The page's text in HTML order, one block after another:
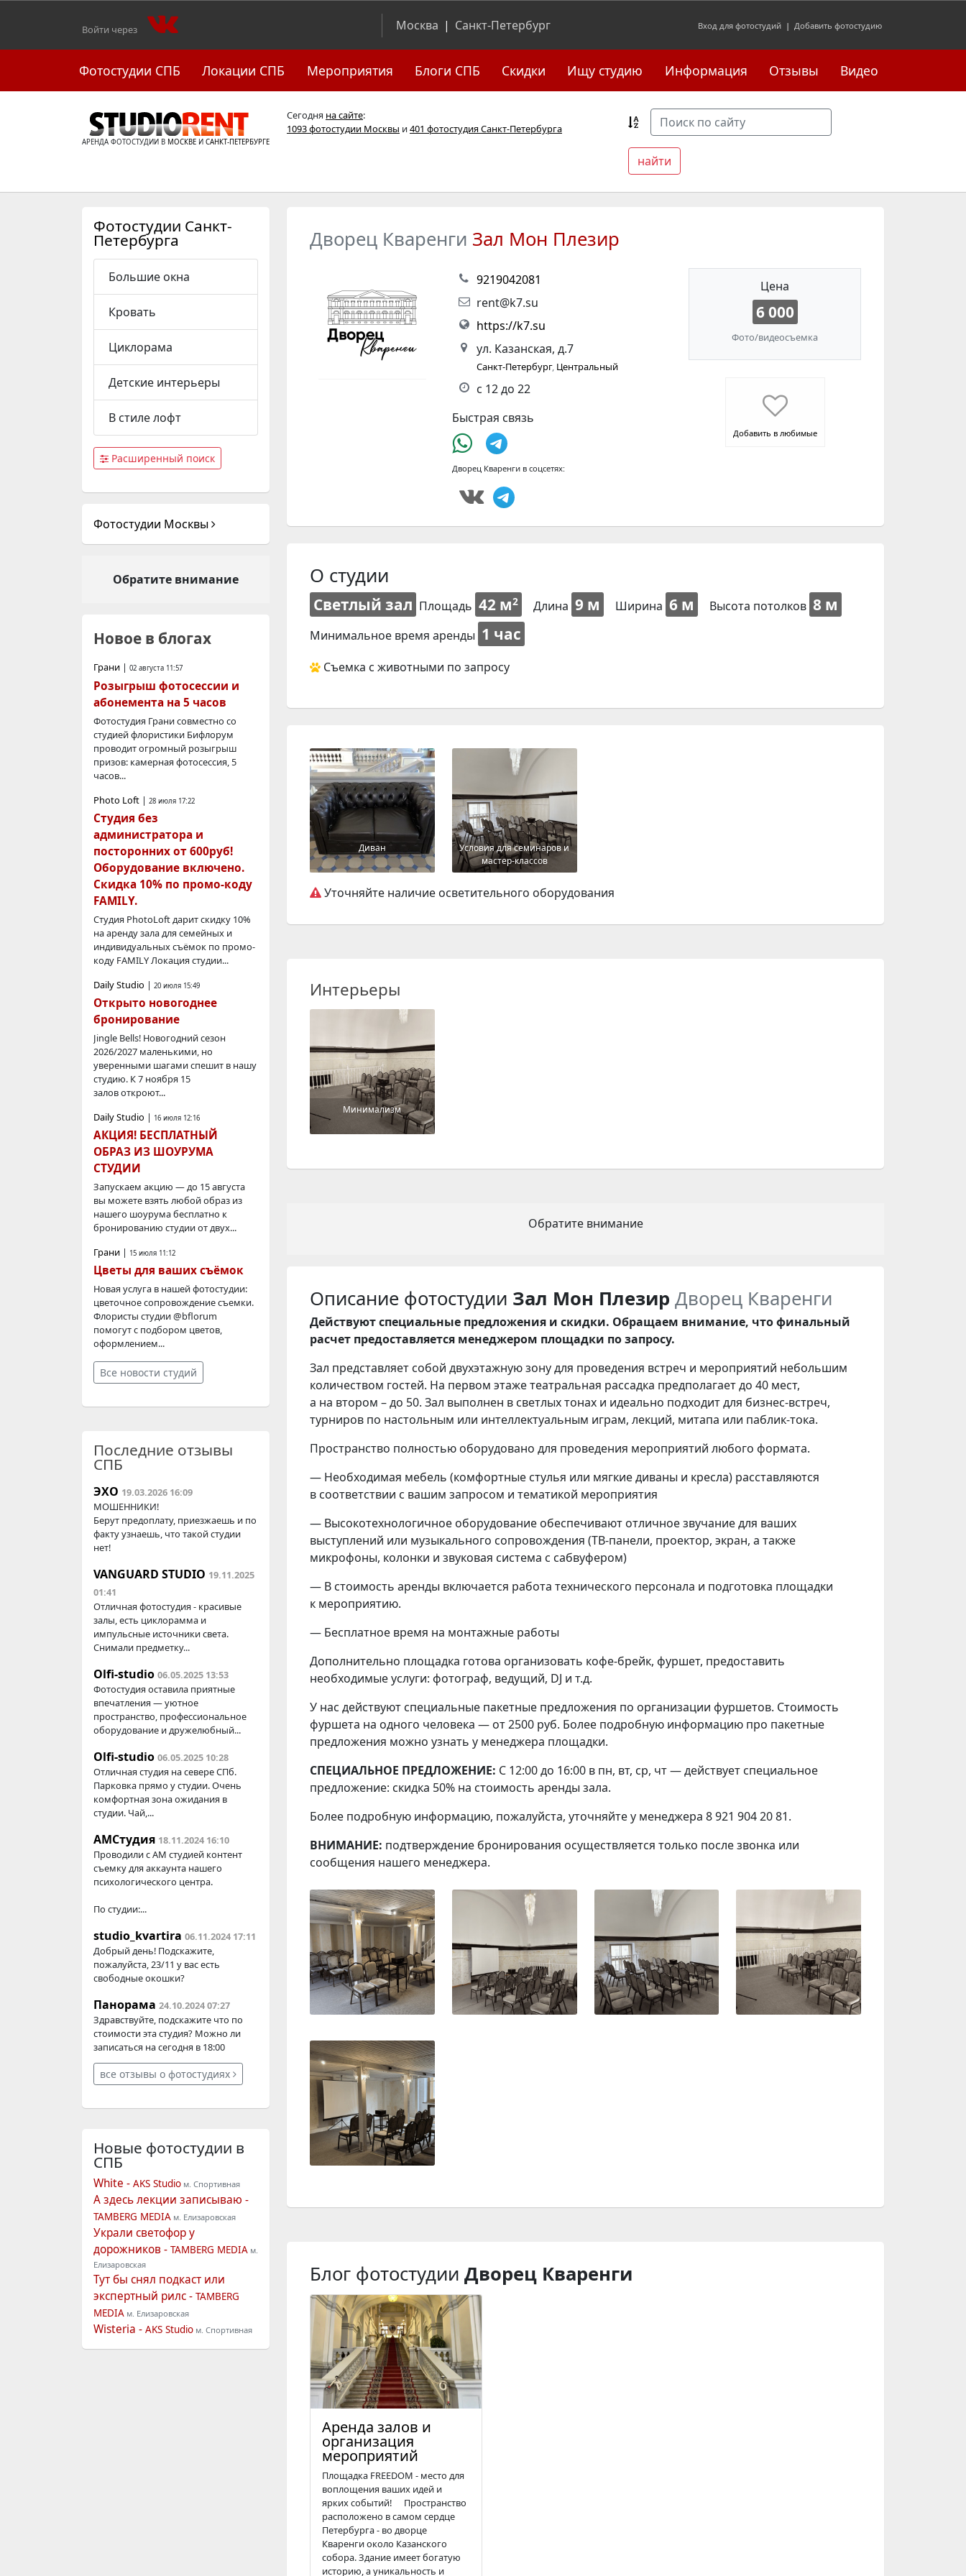
Войти через Москва | Санкт-Петербург Вход для фотостудий | Добавить фотостудию
Фотостудии СПБ Локации СПБ Мероприятия Блоги СПБ Скидки Ищу студию Информация Отзывы Видео
АРЕНДА ФОТОСТУДИИ В МОСКВЕ И САНКТ-ПЕТЕРБУРГЕ
Сегодня на сайте:
1093 фотостудии Москвы и401 фотостудия Санкт-Петербурга
Дворец Кваренги Зал Мон Плезир
9219042081
rent@k7.su
https://k7.su
ул. Казанская, д.7
Санкт-Петербург, Центральный
с 12 до 22
Быстрая связь
Дворец Кваренги в соцсетях:
Цена
6 000
Фото/видеосъемка
Добавить в любимые
О студии
Светлый зал Площадь 42 м2 Длина 9 м Ширина 6 м Высота потолков 8 м
Минимальное время аренды 1 час
Съемка с животными по запросу
Диван
Условия для семинаров и
мастер-классов
Уточняйте наличие осветительного оборудования
Интерьеры
Минимализм
Обратите внимание
Описание фотостудии Зал Мон Плезир Дворец Кваренги
Действуют специальные предложения и скидки. Обращаем внимание, что финальный
расчет предоставляется менеджером площадки по запросу.
Зал представляет собой двухэтажную зону для проведения встреч и мероприятий небольшим
количеством гостей. На первом этаже театральная рассадка предполагает до 40 мест,
а на втором – до 50. Зал выполнен в светлых тонах и идеально подходит для бизнес-встреч,
турниров по настольным или интеллектуальным играм, лекций, митапа или паблик-тока.
Пространство полностью оборудовано для проведения мероприятий любого формата.
— Необходимая мебель (комфортные стулья или мягкие диваны и кресла) расставляются
в соответствии с вашим запросом и тематикой мероприятия
— Высокотехнологичное оборудование обеспечивают отличное звучание для ваших
выступлений или музыкального сопровождения (ТВ-панели, проектор, экран, а также
микрофоны, колонки и звуковая система с сабвуфером)
— В стоимость аренды включается работа технического персонала и подготовка площадки
к мероприятию.
— Бесплатное время на монтажные работы
Дополнительно площадка готова организовать кофе-брейк, фуршет, предоставить
необходимые услуги: фотограф, ведущий, DJ и т.д.
У нас действуют специальные пакетные предложения по организации фуршетов. Стоимость
фуршета на одного человека — от 2500 руб. Более подробную информацию про пакетные
предложения можно узнать у менеджера площадки.
СПЕЦИАЛЬНОЕ ПРЕДЛОЖЕНИЕ: С 12:00 до 16:00 в пн, вт, ср, чт — действует специальное
предложение: скидка 50% на стоимость аренды зала.
Более подробную информацию, пожалуйста, уточняйте у менеджера 8 921 904 20 81.
ВНИМАНИЕ: подтверждение бронирования осуществляется только после звонка или
сообщения нашего менеджера.
Блог фотостудии Дворец Кваренги
Аренда залов и
организация
мероприятий
Площадка FREEDOM - место для
воплощения ваших идей и
ярких событий! Пространство
расположено в самом сердце
Петербурга - во дворце
Кваренги около Казанского
собора. Здание имеет богатую
историю, а уникальность и
Фотостудии Санкт-
Петербурга
Большие окна
Кровать
Циклорама
Детские интерьеры
В стиле лофт
Расширенный поиск
Фотостудии Москвы
Обратите внимание
Новое в блогах
Грани | 02 августа 11:57
Розыгрыш фотосессии и
абонемента на 5 часов
Фотостудия Грани совместно со
студией флористики Бифлорум
проводит огромный розыгрыш
призов: камерная фотосессия, 5
часов...
Photo Loft | 28 июля 17:22
Студия без
администратора и
посторонних от 600руб!
Оборудование включено.
Скидка 10% по промо-коду
FAMILY.
Студия PhotoLoft дарит скидку 10%
на аренду зала для семейных и
индивидуальных съёмок по промо-
коду FAMILY Локация студии...
Daily Studio | 20 июля 15:49
Открыто новогоднее
бронирование
Jingle Bells! Новогодний сезон
2026/2027 маленькими, но
уверенными шагами спешит в нашу
студию. К 7 ноября 15
залов откроют...
Daily Studio | 16 июля 12:16
АКЦИЯ! БЕСПЛАТНЫЙ
ОБРАЗ ИЗ ШОУРУМА
СТУДИИ
Запускаем акцию — до 15 августа
вы можете взять любой образ из
нашего шоурума бесплатно к
бронированию студии от двух...
Грани | 15 июля 11:12
Цветы для ваших съёмок
Новая услуга в нашей фотостудии:
цветочное сопровождение съемки.
Флористы студии @bflorum
помогут с подбором цветов,
оформлением...
Все новости студий
Последние отзывы
СПБ
ЭХО 19.03.2026 16:09
МОШЕННИКИ!
Берут предоплату, приезжаешь и по
факту узнаешь, что такой студии
нет!
VANGUARD STUDIO 19.11.2025
01:41
Отличная фотостудия - красивые
залы, есть циклорамма и
импульсные источники света.
Снимали предметку...
Olfi-studio 06.05.2025 13:53
Фотостудия оставила приятные
впечатления — уютное
пространство, профессиональное
оборудование и дружелюбный...
Olfi-studio 06.05.2025 10:28
Отличная студия на севере СПб.
Парковка прямо у студии. Очень
комфортная зона ожидания в
студии. Чай,...
АМСтудия 18.11.2024 16:10
Проводили с AM студией контент
съемку для аккаунта нашего
психологического центра.
По студии:...
studio_kvartira 06.11.2024 17:11
Добрый день! Подскажите,
пожалуйста, 23/11 у вас есть
свободные окошки?
Панорама 24.10.2024 07:27
Здравствуйте, подскажите что по
стоимости эта студия? Можно ли
записаться на сегодня в 18:00
все отзывы о фотостудиях
Новые фотостудии в
СПБ
White - AKS Studio м. Спортивная
А здесь лекции записываю -
TAMBERG MEDIA м. Елизаровская
Украли светофор у
дорожников - TAMBERG MEDIA м.
Елизаровская
Тут бы снял подкаст или
экспертный рилс - TAMBERG
MEDIA м. Елизаровская
Wisteria - AKS Studio м. Спортивная